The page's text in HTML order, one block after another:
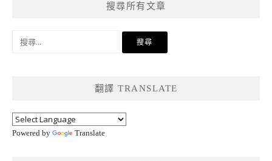
搜尋所有文章
翻譯 TRANSLATE
Powered by Translate